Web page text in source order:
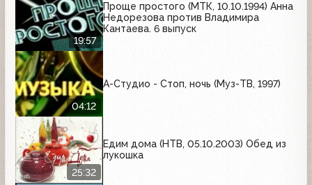
19:57
Проще простого (МТК, 10.10.1994) Анна
Недорезова против Владимира
Кантаева. 6 выпуск
04:12
А-Студио - Стоп, ночь (Муз-ТВ, 1997)
25:32
Едим дома (НТВ, 05.10.2003) Обед из
лукошка